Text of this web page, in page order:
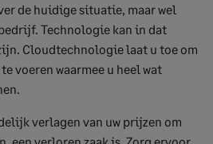
de huidige situatie, maar wel
Technologie kan in dat
Cloudtechnologie laat u toe om
voeren waarmee u heel wat
verlagen van uw prijzen om